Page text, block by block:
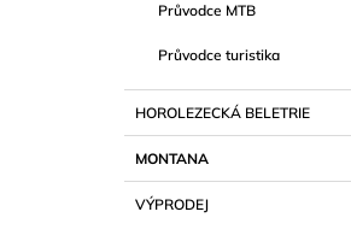
Průvodce MTB
Průvodce turistika
HOROLEZECKÁ BELETRIE
MONTANA
VÝPRODEJ